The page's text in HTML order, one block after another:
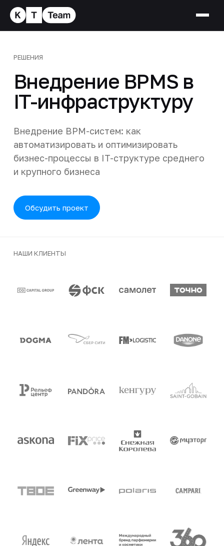
РЕШЕНИЯ
Внедрение BPMS в
IT-инфраструктуру
Внедрение BPM-систем: как
автоматизировать и оптимизировать
бизнес-процессы в IT-структуре среднего
и крупного бизнеса
Обсудить проект
НАШИ КЛИЕНТЫ